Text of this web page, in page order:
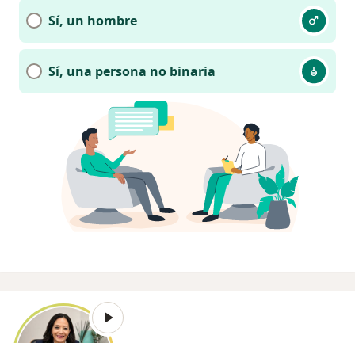
Sí, un hombre
Sí, una persona no binaria